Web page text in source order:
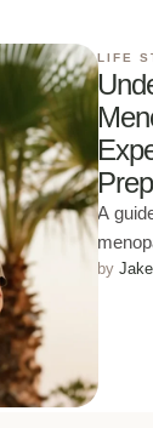
LIFE
A
by